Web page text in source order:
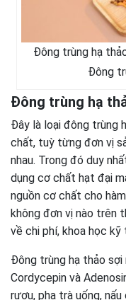
Đông trùng hạ
Đông
Đông trùng hạ
Đây là loại đông trùng
chất, tuỳ từng đơn vị
nhau. Trong đó duy
dụng cơ chất hạt đại
nguồn cơ chất cho
không đơn vị nào trên
về chi phí, khoa học kỹ
Đông trùng hạ thảo sợi
Cordycepin và
rượu, pha trà uống,